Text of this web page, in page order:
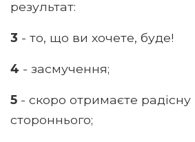
результат:
3 - то, що ви хочете, буде!
4 - засмучення;
5 - скоро отримаєте радісну
стороннього;